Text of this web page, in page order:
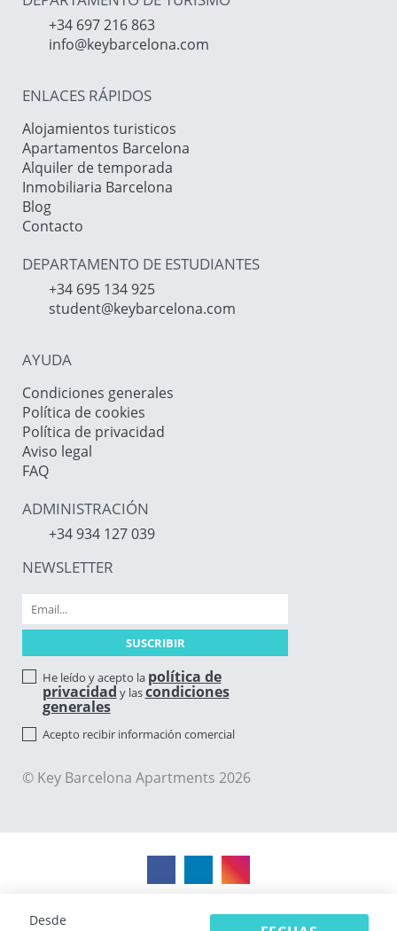
Desde
+34 697 216 863
info@keybarcelona.com
ENLACES RÁPIDOS
Alojamientos turisticos
Apartamentos Barcelona
Alquiler de temporada
Inmobiliaria Barcelona
Blog
Contacto
DEPARTAMENTO DE ESTUDIANTES
+34 695 134 925
student@keybarcelona.com
AYUDA
Condiciones generales
Política de cookies
Política de privacidad
Aviso legal
FAQ
ADMINISTRACIÓN
+34 934 127 039
NEWSLETTER
He leído y acepto la política de
privacidad y lascondiciones
generales
Acepto recibir información comercial
© Key Barcelona Apartments 2026